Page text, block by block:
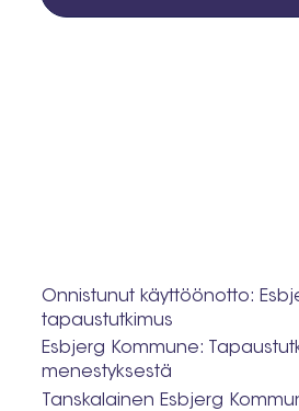
Onnistunut käyttöönotto:
tapaustutkimus
Esbjerg Kommune:
menestyksestä
Tanskalainen Esbjerg